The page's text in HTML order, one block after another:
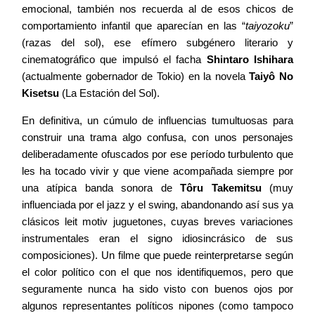
emocional, también nos recuerda al de esos chicos de
comportamiento infantil que aparecían en las “taiyozoku”
(razas del sol), ese efímero subgénero literario y
cinematográfico que impulsó el facha Shintaro Ishihara
(actualmente gobernador de Tokio) en la novelaTaiyô No
Kisetsu (La Estación del Sol).
En definitiva, un cúmulo de influencias tumultuosas para
construir una trama algo confusa, con unos personajes
deliberadamente ofuscados por ese período turbulento que
les ha tocado vivir y que viene acompañada siempre por
una atípica banda sonora deTôru Takemitsu(muy
influenciada por el jazz y el swing, abandonando así sus ya
clásicos leit motiv juguetones, cuyas breves variaciones
instrumentales eran el signo idiosincrásico de sus
composiciones). Un filme que puede reinterpretarse según
el color político con el que nos identifiquemos, pero que
seguramente nunca ha sido visto con buenos ojos por
algunos representantes políticos nipones (como tampoco